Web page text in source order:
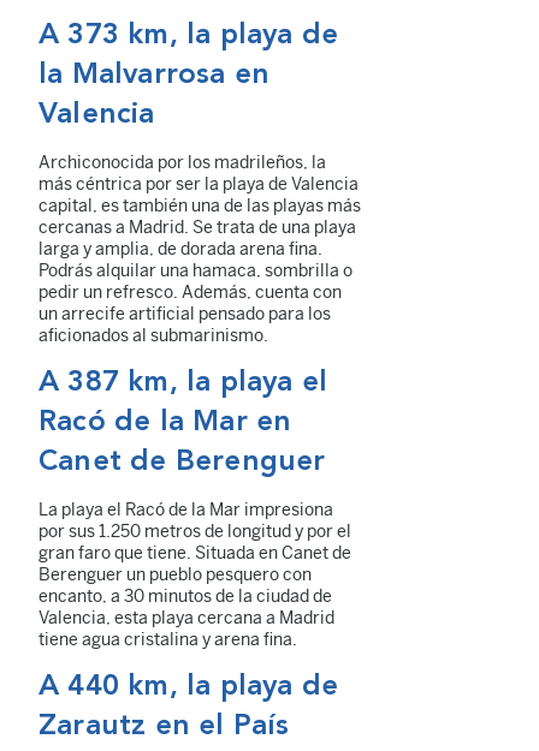
A 373 km, la playa de
la Malvarrosa en
Valencia
Archiconocida por los madrileños, la
más céntrica por ser la playa de Valencia
capital, es también una de las playas más
cercanas a Madrid. Se trata de una playa
larga y amplia, de dorada arena fina.
Podrás alquilar una hamaca, sombrilla o
pedir un refresco. Además, cuenta con
un arrecife artificial pensado para los
aficionados al submarinismo.
A 387 km, la playa el
Racó de la Mar en
Canet de Berenguer
La playa el Racó de la Mar impresiona
por sus 1.250 metros de longitud y por el
gran faro que tiene. Situada en Canet de
Berenguer un pueblo pesquero con
encanto, a 30 minutos de la ciudad de
Valencia, esta playa cercana a Madrid
tiene agua cristalina y arena fina.
A 440 km, la playa de
Zarautz en el País